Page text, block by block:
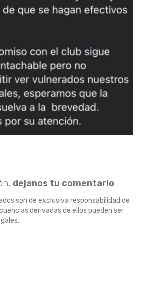
dejanos tu comentario
son de exclusiva responsabilidad de
derivadas de ellos pueden ser